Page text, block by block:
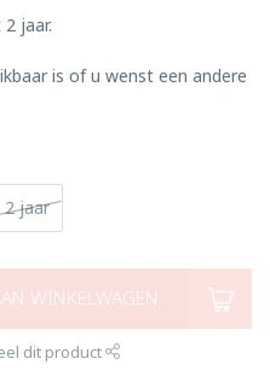
jaar.
is of u wenst een andere
2 jaar
WINKELWAGEN
dit product